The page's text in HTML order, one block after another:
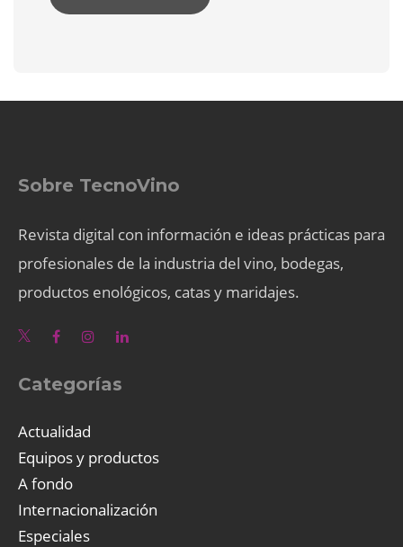
Sobre TecnoVino
Revista digital con información e ideas prácticas para
profesionales de la industria del vino, bodegas,
productos enológicos, catas y maridajes.
Categorías
Actualidad
Equipos y productos
A fondo
Internacionalización
Especiales